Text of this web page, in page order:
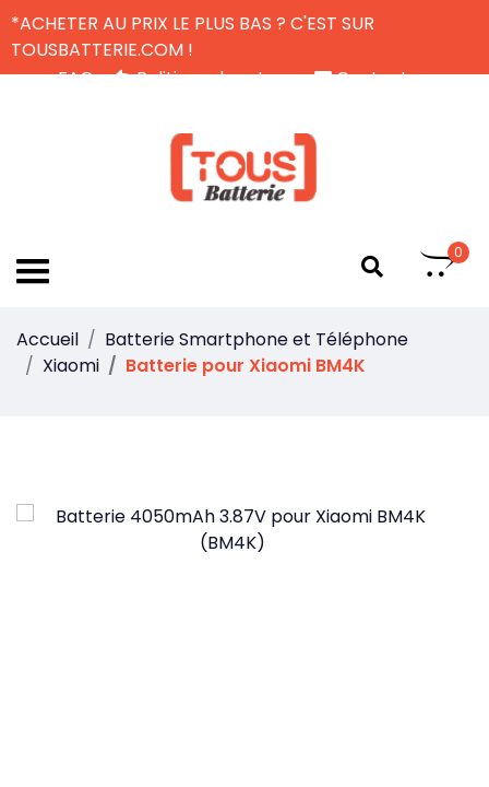
*ACHETER AU PRIX LE PLUS BAS ? C'EST SUR
TOUSBATTERIE.COM !
FAQ
Politique de retour
Contactez-nous
0
Accueil
Batterie Smartphone et Téléphone
Xiaomi
Batterie pour Xiaomi BM4K